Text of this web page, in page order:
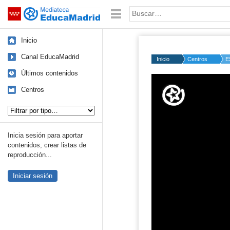
Saltar navegación Palabra o frase:
Inicio
Canal EducaMadrid
Últimos contenidos
Centros
Inicia sesión para aportar
contenidos, crear listas de
reproducción...
Iniciar sesión
Inicio Centros
50%